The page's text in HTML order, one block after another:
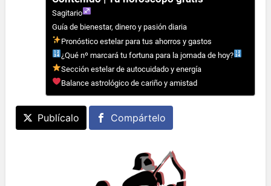
Sagitario
Guía de bienestar, dinero y pasión diaria
Pronóstico estelar para tus ahorros y gastos
¿Qué nº marcará tu fortuna para la jornada de hoy?
Sección estelar de autocuidado y energía
Balance astrológico de cariño y amistad
Publícalo Compártelo